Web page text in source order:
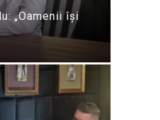
„Oamenii își